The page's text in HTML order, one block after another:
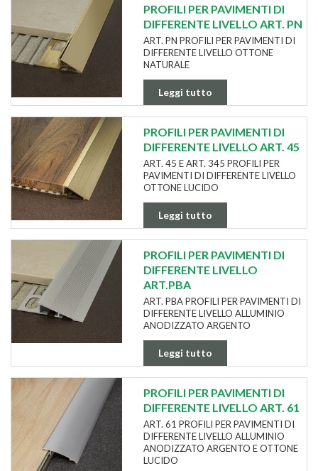
PROFILI PER PAVIMENTI DI
DIFFERENTE LIVELLO ART. PN
ART. PN PROFILI PER PAVIMENTI DI
DIFFERENTE LIVELLO OTTONE
NATURALE
Leggi tutto
PROFILI PER PAVIMENTI DI
DIFFERENTE LIVELLO ART. 45
ART. 45 E ART. 345 PROFILI PER
PAVIMENTI DI DIFFERENTE LIVELLO
OTTONE LUCIDO
Leggi tutto
PROFILI PER PAVIMENTI DI
DIFFERENTE LIVELLO
ART.PBA
ART. PBA PROFILI PER PAVIMENTI DI
DIFFERENTE LIVELLO ALLUMINIO
ANODIZZATO ARGENTO
Leggi tutto
PROFILI PER PAVIMENTI DI
DIFFERENTE LIVELLO ART. 61
ART. 61 PROFILI PER PAVIMENTI DI
DIFFERENTE LIVELLO ALLUMINIO
ANODIZZATO ARGENTO E OTTONE
LUCIDO